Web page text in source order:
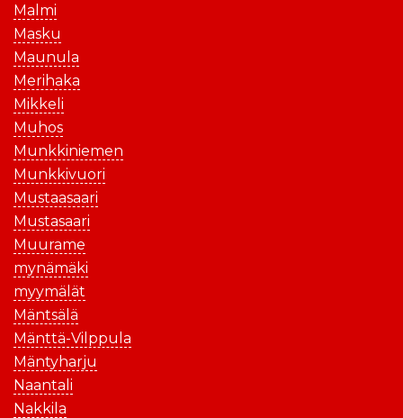
Malmi
Masku
Maunula
Merihaka
Mikkeli
Muhos
Munkkiniemen
Munkkivuori
Mustaasaari
Mustasaari
Muurame
mynämäki
myymälät
Mäntsälä
Mänttä-Vilppula
Mäntyharju
Naantali
Nakkila